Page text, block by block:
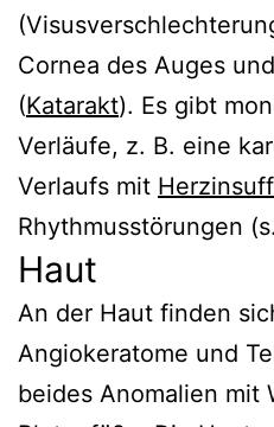
Cornea des Auges
(Katarakt). Es gibt
Verläufe, z. B. eine
Verlaufs mit
Rhythmusstörungen
Haut
An der Haut finden
Angiokeratome und
beides Anomalien mit